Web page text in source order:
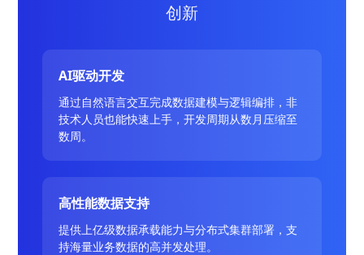
创新
AI驱动开发
通过自然语言交互完成数据建模与逻辑编排，非
技术人员也能快速上手，开发周期从数月压缩至
数周。
高性能数据支持
提供上亿级数据承载能力与分布式集群部署，支
持海量业务数据的高并发处理。